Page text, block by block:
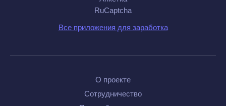
RuCaptcha
Все приложения для заработка
О проекте
Сотрудничество